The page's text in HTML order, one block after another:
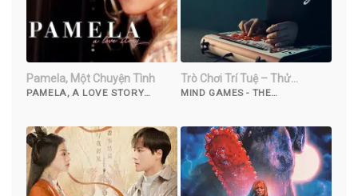
Pamela, Một Chuyện Tình
PAMELA, A LOVE STORY
Trò Chơi Trí Tuệ – Thử
Nghiệm
MIND GAMES - THE